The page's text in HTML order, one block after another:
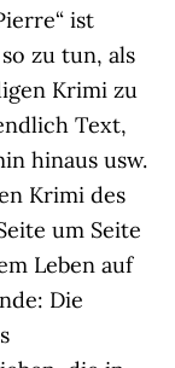
ist
zu tun, als
Krimi zu
Text,
hinaus usw.
Krimi des
um Seite
Leben auf
Die